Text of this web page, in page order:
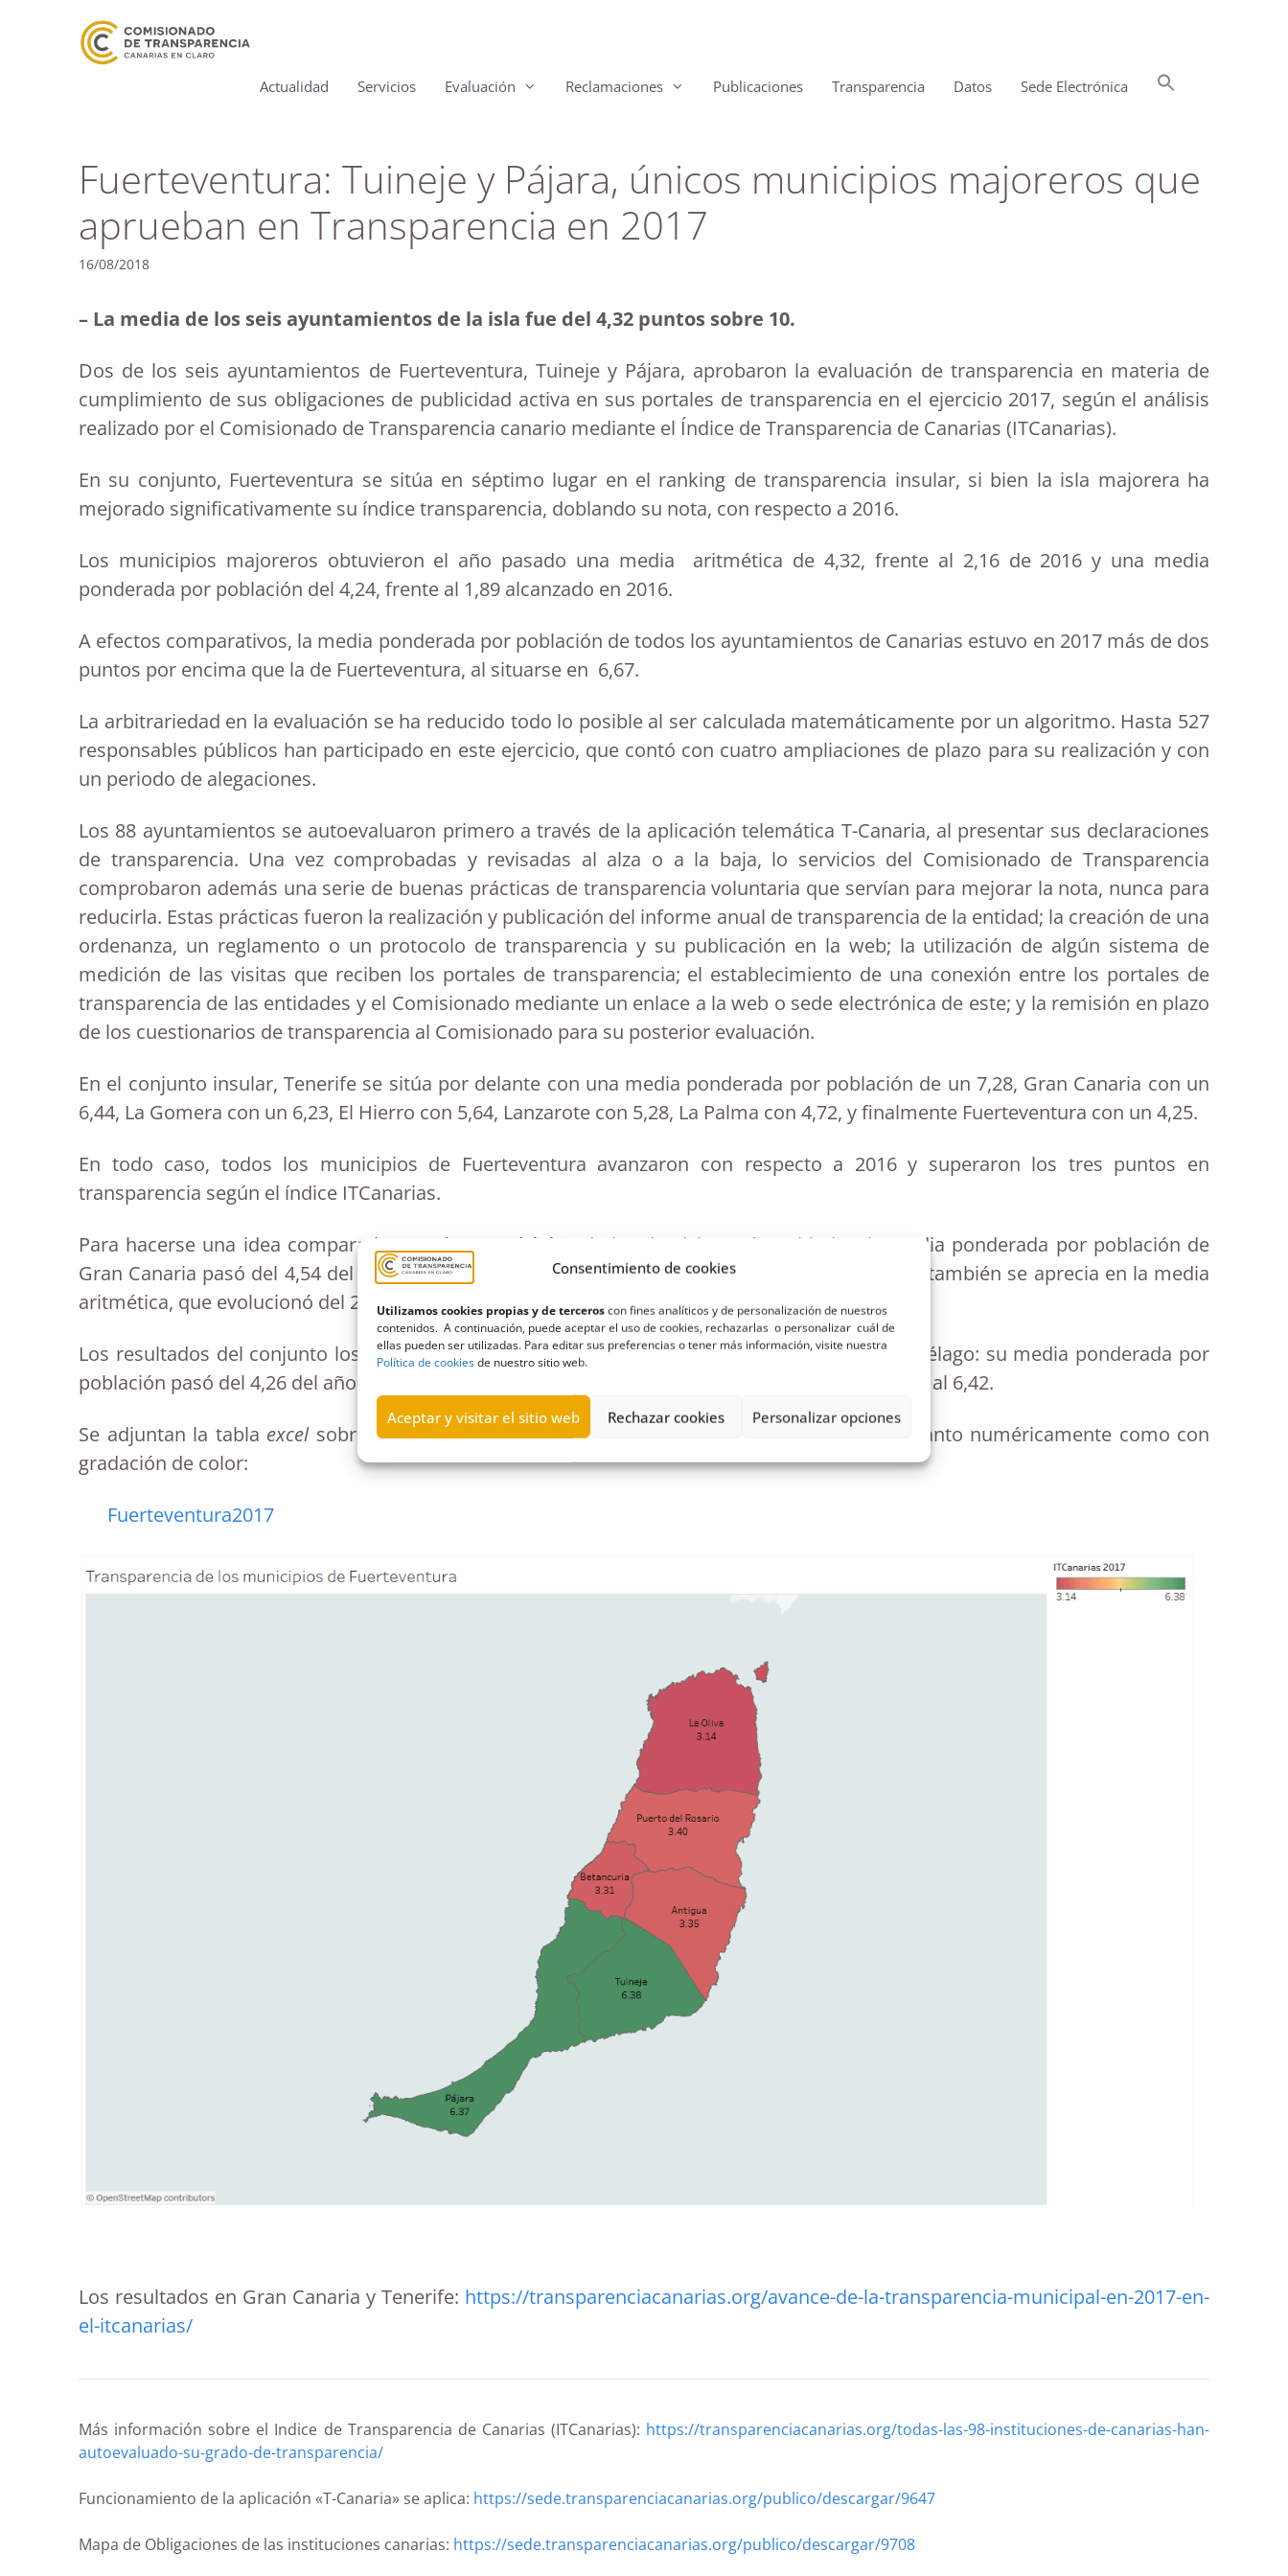
Consentimiento de cookies
Utilizamos cookies propias y de terceroscon fines analíticos y de personalización de nuestros
contenidos. A continuación, puede aceptar el uso de cookies, rechazarlas o personalizar cuál de
ellas pueden ser utilizadas. Para editar sus preferencias o tener más información, visite nuestra
Política de cookiesde nuestro sitio web.
Aceptar y visitar el sitio web Rechazar cookies Personalizar opciones
Actualidad Servicios Evaluación Reclamaciones Publicaciones Transparencia Datos Sede Electrónica
Fuerteventura: Tuineje y Pájara, únicos municipios majoreros que
aprueban en Transparencia en 2017
16/08/2018
– La media de los seis ayuntamientos de la isla fue del 4,32 puntos sobre 10.
Dos de los seis ayuntamientos de Fuerteventura, Tuineje y Pájara, aprobaron la evaluación de transparencia en materia de
cumplimiento de sus obligaciones de publicidad activa en sus portales de transparencia en el ejercicio 2017, según el análisis
realizado por el Comisionado de Transparencia canario mediante el Índice de Transparencia de Canarias (ITCanarias).
En su conjunto, Fuerteventura se sitúa en séptimo lugar en el ranking de transparencia insular, si bien la isla majorera ha
mejorado significativamente su índice transparencia, doblando su nota, con respecto a 2016.
Los municipios majoreros obtuvieron el año pasado una media aritmética de 4,32, frente al 2,16 de 2016 y una media
ponderada por población del 4,24, frente al 1,89 alcanzado en 2016.
A efectos comparativos, la media ponderada por población de todos los ayuntamientos de Canarias estuvo en 2017 más de dos
puntos por encima que la de Fuerteventura, al situarse en 6,67.
La arbitrariedad en la evaluación se ha reducido todo lo posible al ser calculada matemáticamente por un algoritmo. Hasta 527
responsables públicos han participado en este ejercicio, que contó con cuatro ampliaciones de plazo para su realización y con
un periodo de alegaciones.
Los 88 ayuntamientos se autoevaluaron primero a través de la aplicación telemática T-Canaria, al presentar sus declaraciones
de transparencia. Una vez comprobadas y revisadas al alza o a la baja, lo servicios del Comisionado de Transparencia
comprobaron además una serie de buenas prácticas de transparencia voluntaria que servían para mejorar la nota, nunca para
reducirla. Estas prácticas fueron la realización y publicación del informe anual de transparencia de la entidad; la creación de una
ordenanza, un reglamento o un protocolo de transparencia y su publicación en la web; la utilización de algún sistema de
medición de las visitas que reciben los portales de transparencia; el establecimiento de una conexión entre los portales de
transparencia de las entidades y el Comisionado mediante un enlace a la web o sede electrónica de este; y la remisión en plazo
de los cuestionarios de transparencia al Comisionado para su posterior evaluación.
En el conjunto insular, Tenerife se sitúa por delante con una media ponderada por población de un 7,28, Gran Canaria con un
6,44, La Gomera con un 6,23, El Hierro con 5,64, Lanzarote con 5,28, La Palma con 4,72, y finalmente Fuerteventura con un 4,25.
En todo caso, todos los municipios de Fuerteventura avanzaron con respecto a 2016 y superaron los tres puntos en
transparencia según el índice ITCanarias.
Para hacerse una idea comparativa con los municipios de las dos islas más pobladas, la media ponderada por población de
Gran Canaria pasó del 4,54 del año 2016 al 6,72 del ejercicio pasado; crecimiento notable que también se aprecia en la media
aritmética, que evolucionó del 2,57 al 4,87 en igual periodo.
Los resultados del conjunto los municipios de Tenerife fueron los más destacados del Archipiélago: su media ponderada por
población pasó del 4,26 del año 2016 al 7,28 del ejercicio pasado: y su media aritmética, del 3,71 al 6,42.
Se adjuntan la tabla excelsobre Fuerteventura y el mapa con las notas de sus municipios , tanto numéricamente como con
gradación de color:
Fuerteventura2017
Los resultados en Gran Canaria y Tenerife: https://transparenciacanarias.org/avance-de-la-transparencia-municipal-en-2017-en-
el-itcanarias/
Más información sobre el Indice de Transparencia de Canarias (ITCanarias): https://transparenciacanarias.org/todas-las-98-instituciones-de-canarias-han-
autoevaluado-su-grado-de-transparencia/
Funcionamiento de la aplicación «T-Canaria» se aplica: https://sede.transparenciacanarias.org/publico/descargar/9647
Mapa de Obligaciones de las instituciones canarias: https://sede.transparenciacanarias.org/publico/descargar/9708